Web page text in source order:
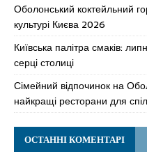
Оболонський коктейльний
культурі Києва 2026
Київська палітра смаків:
серці столиці
Сімейний відпочинок на
найкращі ресторани для
ОСТАННІ КОМЕНТАРІ